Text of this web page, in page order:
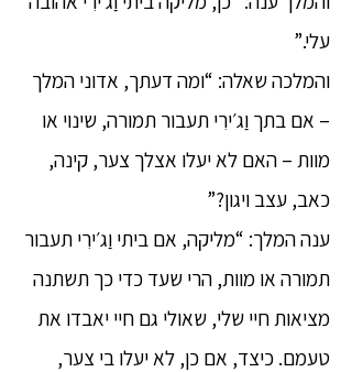
עלי.”
והמלכה שאלה: “ומה דעתך, אדוני המלך
– אם בתך וַג׳ירִי תעבור תמורה, שינוי או
מוות – האם לא יעלו אצלך צער, קינה,
כאב, עצב ויגון?”
ענה המלך: “מליקה, אם ביתי וַג׳ירִי תעבור
תמורה או מוות, הרי שעד כדי כך תשתנה
מציאות חיי שלי, שאולי גם חיי יאבדו את
טעמם. כיצד, אם כן, לא יעלו בי צער,